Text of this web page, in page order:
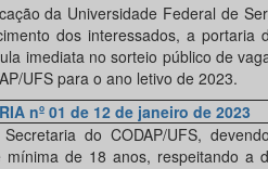
da Universidade Federal de
dos interessados, a portaria
imediata no sorteio público de
UFS para o ano letivo de 2023.
nº 01 de 12 de janeiro de 2023
do CODAP/UFS,
mínima de 18 anos, respeitando a